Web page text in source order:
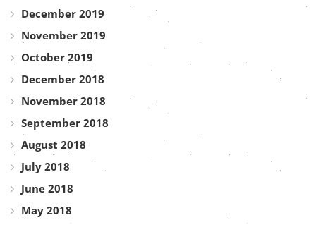
December 2019
November 2019
October 2019
December 2018
November 2018
September 2018
August 2018
July 2018
June 2018
May 2018